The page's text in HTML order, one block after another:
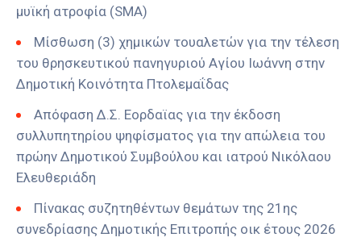
μυϊκή ατροφία (SMA)
Μίσθωση (3) χημικών τουαλετών για την τέλεση
του θρησκευτικού πανηγυριού Αγίου Ιωάννη στην
Δημοτική Κοινότητα Πτολεμαΐδας
Απόφαση Δ.Σ. Εορδαϊας για την έκδοση
συλλυπητηρίου ψηφίσματος για την απώλεια του
πρώην Δημοτικού Συμβούλου και ιατρού Νικόλαου
Ελευθεριάδη
Πίνακας συζητηθέντων θεμάτων της 21ης
συνεδρίασης Δημοτικής Επιτροπής οικ έτους 2026